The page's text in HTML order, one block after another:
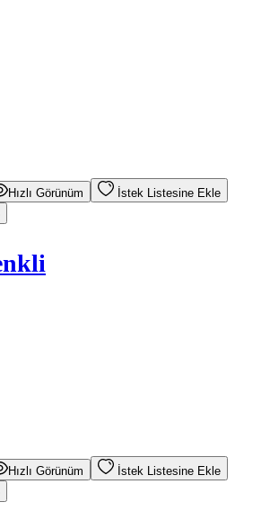
Hızlı Görünüm
İstek Listesine Ekle
Hızlı Görünüm
İstek Listesine Ekle